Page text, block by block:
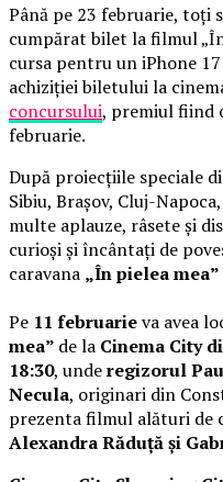
Până pe 23 februarie, toți
cumpărat bilet la filmul
cursa pentru un iPhone
achiziției biletului la
concursului, premiul fiind
februarie.
După proiecțiile speciale
Sibiu, Brașov, Cluj-
multe aplauze, râsete și
curioși și încântați de
caravana „În pielea mea”
Pe 11 februarieva avea
mea” de la Cinema City
18:30, underegizorul
Necula, originari din
prezenta filmul alături de
Alexandra Răduță și